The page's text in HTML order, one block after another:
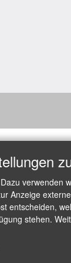
Anzeige
entscheiden,
stehen.